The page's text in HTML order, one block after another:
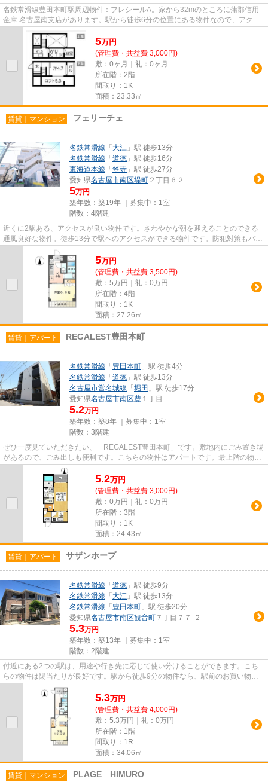
名鉄常滑線豊田本町駅周辺物件：フレシールA。家から32mのところに蒲郡信用
金庫 名古屋南支店があります。駅から徒歩6分の位置にある物件なので、アクセ
スも良好です。最上階のアパー...
5万円
(管理費・共益費 3,000円)
敷：0ヶ月｜礼：0ヶ月
所在階：2階
間取り：1K
面積：23.33㎡
賃貸｜マンション フェリーチェ
名鉄常滑線 「 大江 」駅 徒歩13分
名鉄常滑線 「 道徳 」駅 徒歩16分
東海道本線 「 笠寺 」駅 徒歩27分
愛知県名古屋市南区堤町 ２丁目６２
5万円
築年数：築19年 ｜募集中： 1室
階数：4階建
近くに2駅ある、アクセスが良い物件です。さわやかな朝を迎えることのできる
通風良好な物件。徒歩13分で駅へのアクセスができる物件です。防犯対策もバッ
チリなマンションタイプの物件...
5万円
(管理費・共益費 3,500円)
敷：5万円｜礼：0万円
所在階：4階
間取り：1K
面積：27.26㎡
賃貸｜アパート REGALEST豊田本町
名鉄常滑線 「 豊田本町 」駅 徒歩4分
名鉄常滑線 「 道徳 」駅 徒歩13分
名古屋市営名城線 「 堀田 」駅 徒歩17分
愛知県名古屋市南区豊 １丁目
5.2万円
築年数：築8年 ｜募集中： 1室
階数：3階建
ぜひ一度見ていただきたい、「REGALEST豊田本町」です。敷地内にごみ置き場
があるので、ごみ出しも便利です。こちらの物件はアパートです。最上階の物件
です。より多くの不動産情報を...
5.2万円
(管理費・共益費 3,000円)
敷：0万円｜礼：0万円
所在階：3階
間取り：1K
面積：24.43㎡
賃貸｜アパート サザンホープ
名鉄常滑線 「 道徳 」駅 徒歩9分
名鉄常滑線 「 大江 」駅 徒歩13分
名鉄常滑線 「 豊田本町 」駅 徒歩20分
愛知県名古屋市南区観音町 ７丁目７７-２
5.3万円
築年数：築13年 ｜募集中： 1室
階数：2階建
付近にある2つの駅は、用途や行き先に応じて使い分けることができます。こち
らの物件は陽当たりが良好です。駅から徒歩9分の物件なら、駅前のお買い物も
便利です。敷地内にごみ置き場...
5.3万円
(管理費・共益費 4,000円)
敷：5.3万円｜礼：0万円
所在階：1階
間取り：1R
面積：34.06㎡
賃貸｜マンション PLAGE HIMURO